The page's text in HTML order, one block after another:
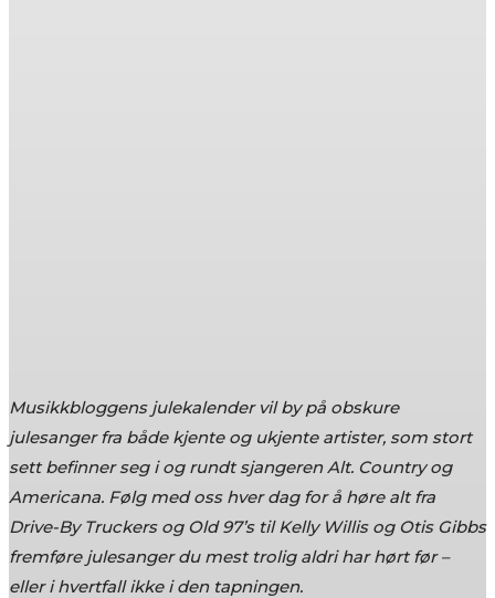
Musikkbloggens julekalender vil by på obskure
julesanger fra både kjente og ukjente artister, som stort
sett befinner seg i og rundt sjangeren Alt. Country og
Americana. Følg med oss hver dag for å høre alt fra
Drive-By Truckers og Old 97’s til Kelly Willis og Otis Gibbs
fremføre julesanger du mest trolig aldri har hørt før –
eller i hvertfall ikke i den tapningen.